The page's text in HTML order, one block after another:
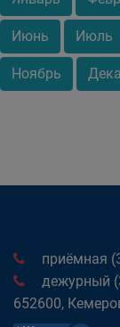
Июнь Июль
Ноябрь
приёмная
дежурный
652600,